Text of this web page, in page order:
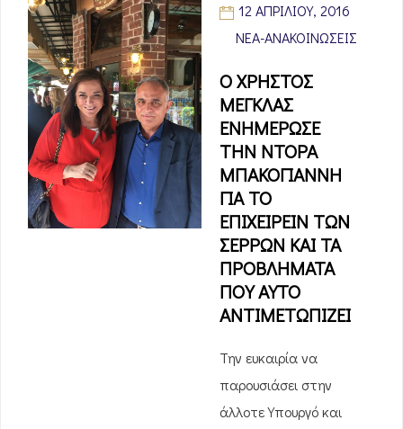
12 ΑΠΡΙΛΊΟΥ, 2016
ΝΈΑ-ΑΝΑΚΟΙΝΏΣΕΙΣ
Ο ΧΡΗΣΤΟΣ
ΜΕΓΚΛΑΣ
ΕΝΗΜΕΡΩΣΕ
ΤΗΝ ΝΤΟΡΑ
ΜΠΑΚΟΓΙΑΝΝΗ
ΓΙΑ ΤΟ
ΕΠΙΧΕΙΡΕΙΝ ΤΩΝ
ΣΕΡΡΩΝ ΚΑΙ ΤΑ
ΠΡΟΒΛΗΜΑΤΑ
ΠΟΥ ΑΥΤΟ
ΑΝΤΙΜΕΤΩΠΙΖΕΙ
Την ευκαιρία να
παρουσιάσει στην
άλλοτε Υπουργό και